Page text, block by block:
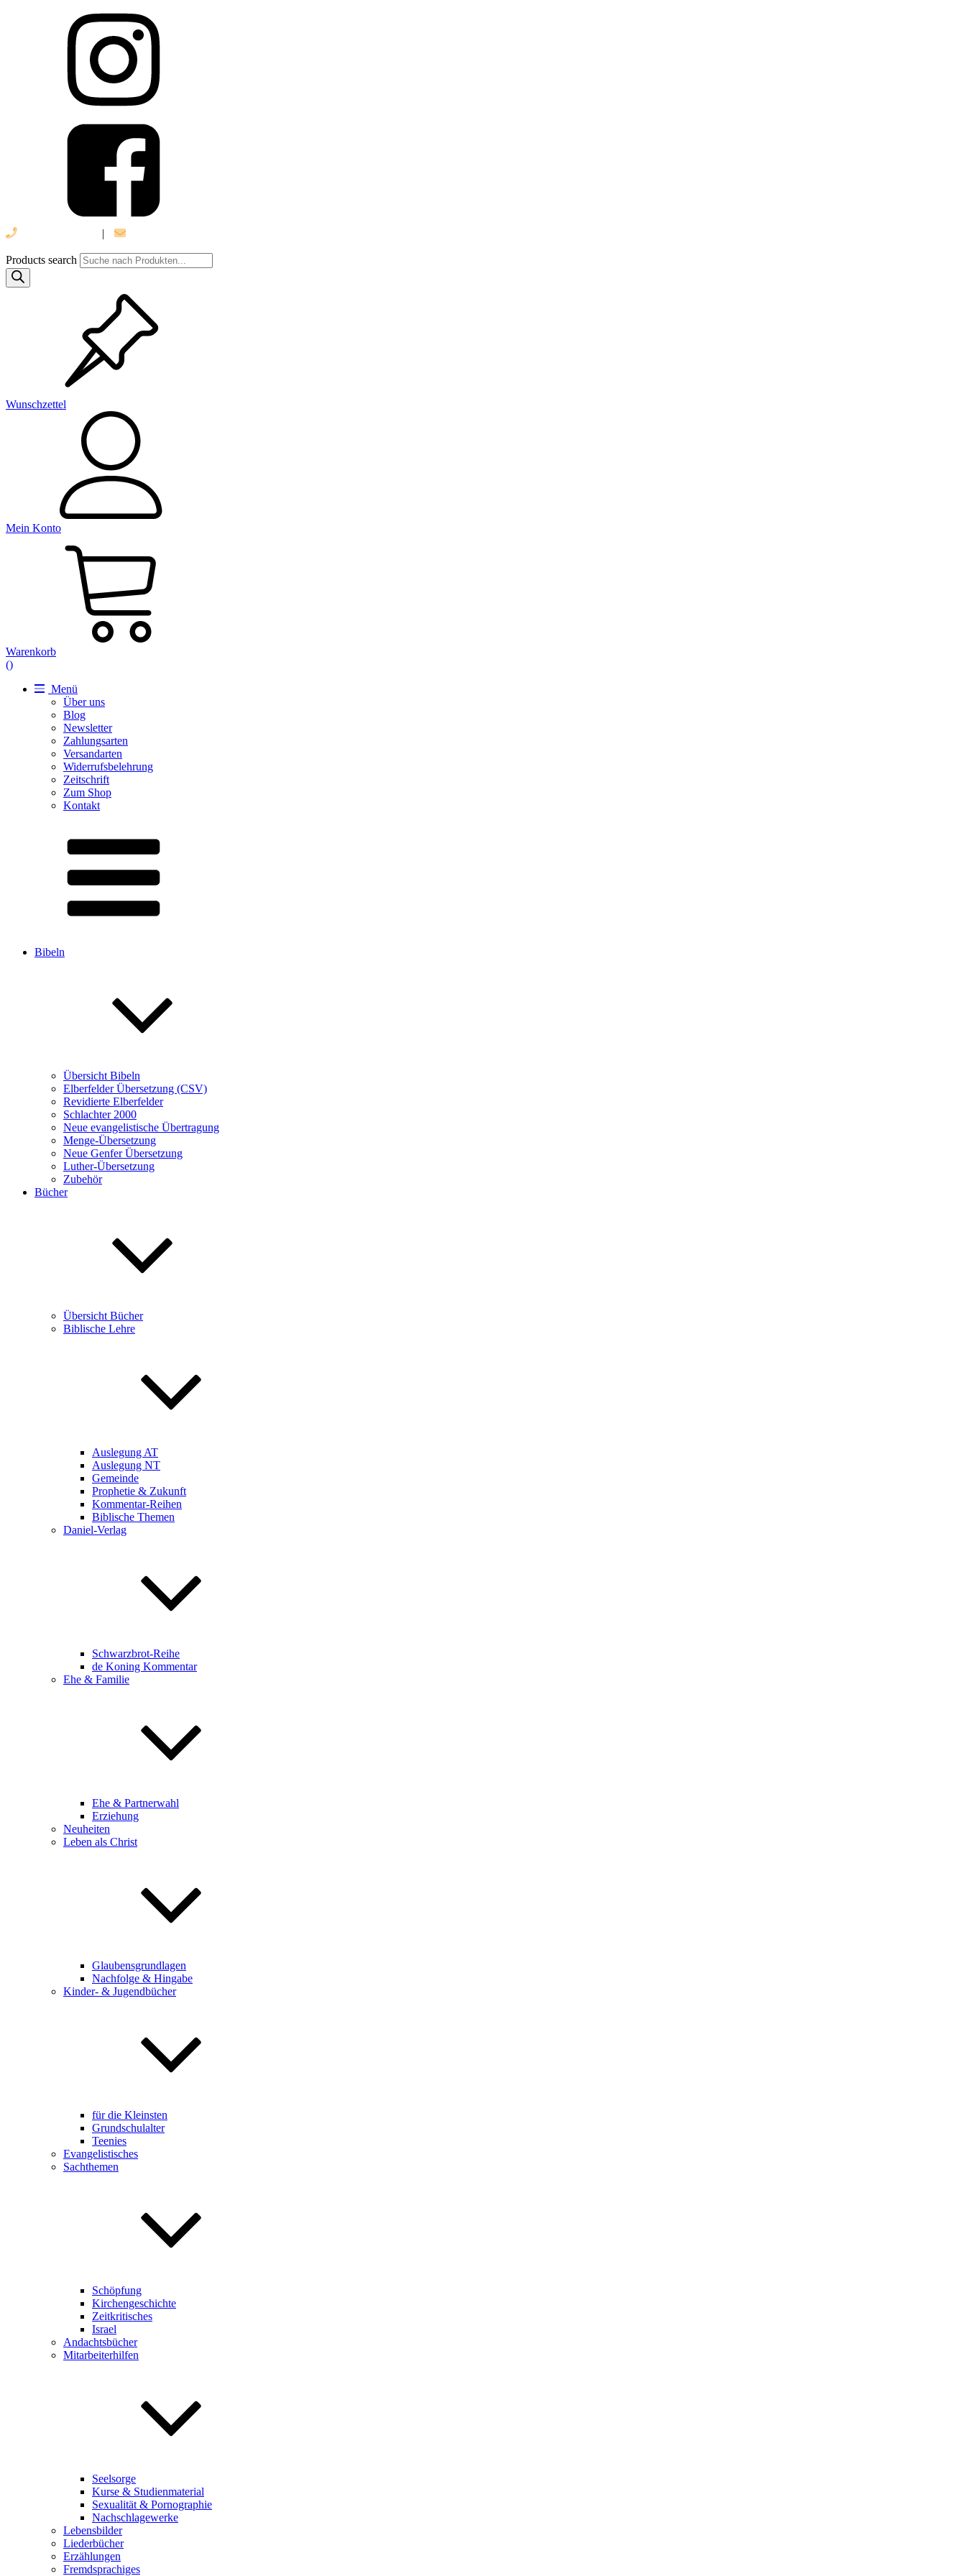
|
Products search
Wunschzettel
Mein Konto
Warenkorb
()
Menü
Über uns
Blog
Newsletter
Zahlungsarten
Versandarten
Widerrufsbelehrung
Zeitschrift
Zum Shop
Kontakt
Bibeln
Übersicht Bibeln
Elberfelder Übersetzung (CSV)
Revidierte Elberfelder
Schlachter 2000
Neue evangelistische Übertragung
Menge-Übersetzung
Neue Genfer Übersetzung
Luther-Übersetzung
Zubehör
Bücher
Übersicht Bücher
Biblische Lehre
Auslegung AT
Auslegung NT
Gemeinde
Prophetie & Zukunft
Kommentar-Reihen
Biblische Themen
Daniel-Verlag
Schwarzbrot-Reihe
de Koning Kommentar
Ehe & Familie
Ehe & Partnerwahl
Erziehung
Neuheiten
Leben als Christ
Glaubensgrundlagen
Nachfolge & Hingabe
Kinder- & Jugendbücher
für die Kleinsten
Grundschulalter
Teenies
Evangelistisches
Sachthemen
Schöpfung
Kirchengeschichte
Zeitkritisches
Israel
Andachtsbücher
Mitarbeiterhilfen
Seelsorge
Kurse & Studienmaterial
Sexualität & Pornographie
Nachschlagewerke
Lebensbilder
Liederbücher
Erzählungen
Fremdsprachiges